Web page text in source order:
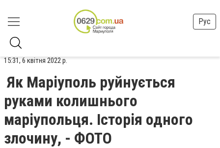
Рус
15:31, 6 квітня 2022 р.
Як Маріуполь руйнується
руками колишнього
маріупольця. Історія одного
злочину, - ФОТО